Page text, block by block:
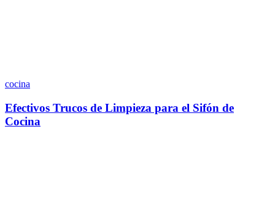
cocina
Efectivos Trucos de Limpieza para el Sifón de
Cocina